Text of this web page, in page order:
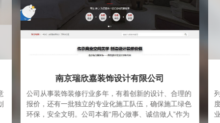
列鹿创服网站制作案例
列鹿创服隶属于南京蚂蚁版图信息技术有限公司，由百
度腾讯系渠道高管打造，主要提供互联网项目相关的创
业服务